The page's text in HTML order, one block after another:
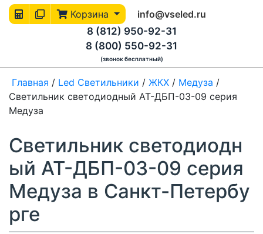
Корзина
info@vseled.ru
8 (812) 950-92-31
8 (800) 550-92-31
(звонок бесплатный)
Главная / Led Светильники / ЖКХ / Медуза /
Светильник светодиодный АТ-ДБП-03-09 серия
Медуза
Светильник светодиодн
ый АТ-ДБП-03-09 серия
Медуза в Санкт-Петербу
рге